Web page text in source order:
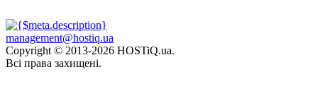
management@hostiq.ua
Copyright © 2013-2026 HOSTiQ.ua.
Всі права захищені.